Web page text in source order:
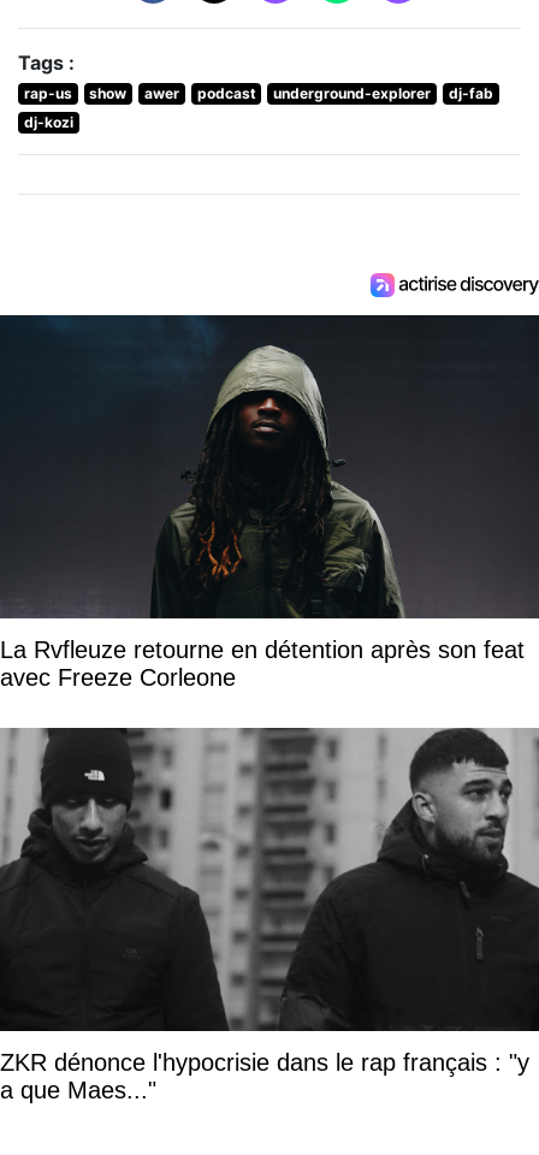
Tags :
rap-us show awer podcast underground-explorer
dj-fab
dj-kozi
La Rvfleuze retourne en détention après son feat
avec Freeze Corleone
ZKR dénonce l'hypocrisie dans le rap français : "y
a que Maes..."